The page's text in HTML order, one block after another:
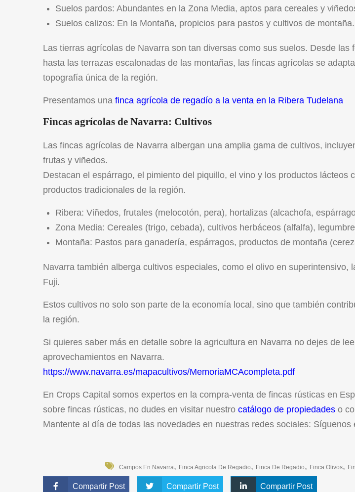
Suelos pardos: Abundantes en la Zona Media, aptos para cereales y
Suelos calizos: En la Montaña, propicios para pastos y cultivos de montaña.
Las tierras agrícolas de Navarra son tan diversas como sus suelos. Desde las
hasta las terrazas escalonadas de las montañas, las fincas agrícolas se
topografía única de la región.
Presentamos una finca agrícola de regadío a la venta en la Ribera Tudelana
Fincas agrícolas de Navarra: Cultivos
Las fincas agrícolas de Navarra albergan una amplia gama de cultivos,
frutas y viñedos.
Destacan el espárrago, el pimiento del piquillo, el vino y los productos lácteos
productos tradicionales de la región.
Ribera: Viñedos, frutales (melocotón, pera), hortalizas (alcachofa,
Zona Media: Cereales (trigo, cebada), cultivos herbáceos (alfalfa),
Montaña: Pastos para ganadería, espárragos, productos de montaña
Navarra también alberga cultivos especiales, como el olivo en superintensivo,
Fuji.
Estos cultivos no solo son parte de la economía local, sino que también
la región.
Si quieres saber más en detalle sobre la agricultura en Navarra no dejes de
aprovechamientos en Navarra.
https://www.navarra.es/mapacultivos/MemoriaMCAcompleta.pdf
En Crops Capital somos expertos en la compra-venta de fincas rústicas en
sobre fincas rústicas, no dudes en visitar nuestro catálogo de propiedades o
Mantente al día de todas las novedades en nuestras redes sociales: Síguenos
Campos En Navarra, Finca Agricola De Regadio, Finca De Regadio, Finca Olivos,
Compartir Post Compartir Post Compartir Post